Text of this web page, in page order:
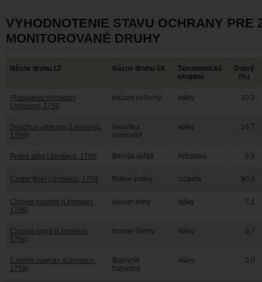
VYHODNOTENIE STAVU OCHRANY PRE
MONITOROVANÉ DRUHY
Názov druhu LT Názov druhu SK
Taxonomická
skupina
Dobrý
(%)
Phasianus colchicus
Linnaeus, 1758
bažant poľovný vtáky 10,0
Delichon urbicum (Linnaeus,
1758)
belorítka
domováX
vtáky 16,7
Ardea alba Linnaeus, 1785 Beluša veľká Ardeidae 5,9
Castor fiber Linnaeus, 1758 Bobor vodný cicavce 90,0
Ciconia ciconia (Linnaeus,
1758)
bocian biely vtáky 7,1
Ciconia nigra (Linnaeus,
1758)
bocian čierny vtáky 9,7
Calidris pugnax (Linnaeus,
1758)
Bojovník
bahenný
vtáky 0,0